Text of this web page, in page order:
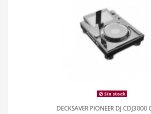
Sin stock
DECKSAVER PIONEER DJ CDJ3000